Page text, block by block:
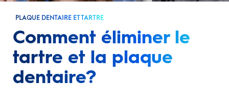
PLAQUE DENTAIRE ET TARTRE
Comment éliminer le
tartre et la plaque
dentaire?